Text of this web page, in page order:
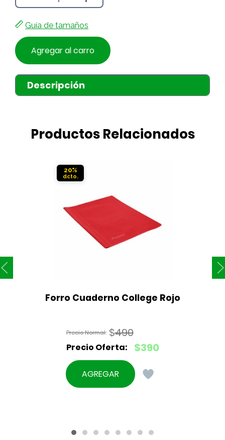
Guía de tamaños
Agregar al carro
Descripción
Productos Relacionados
20%
Forro Cuaderno College Rojo
$490
El
precio
original
$390
El
precio
actual
AGREGAR